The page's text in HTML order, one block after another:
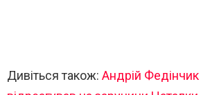
Дивіться також: Андрій